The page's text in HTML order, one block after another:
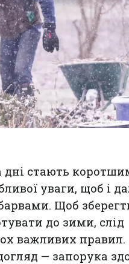
дні стають
уваги, щоб і
Щоб
до зими, слід
важливих правил.
— запорука